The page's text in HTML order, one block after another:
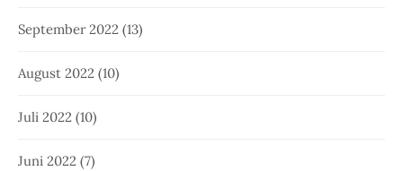
September 2022 (13)
August 2022 (10)
Juli 2022 (10)
Juni 2022 (7)